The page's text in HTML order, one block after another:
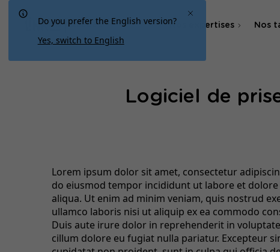
Québec Nos expertises
Agence SEA & SMA
Nos
Logiciel de
Lorem ipsum dolor sit amet, consectetur
do eiusmod tempor incididunt ut labore et dolore
aliqua. Ut enim ad minim veniam, quis nostrud
ullamco laboris nisi ut aliquip ex ea commodo
Duis aute irure dolor in reprehenderit in
cillum dolore eu fugiat nulla pariatur. Excepteur
Do you prefer the English version?
Yes, switch to English